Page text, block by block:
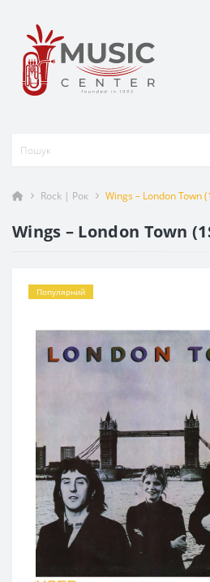
Rock | Рок Wings – London Town
Wings – London Town
Популярний